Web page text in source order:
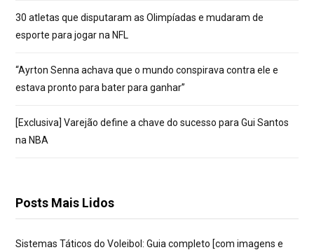
30 atletas que disputaram as Olimpíadas e mudaram de
esporte para jogar na NFL
“Ayrton Senna achava que o mundo conspirava contra ele e
estava pronto para bater para ganhar”
[Exclusiva] Varejão define a chave do sucesso para Gui Santos
na NBA
Posts Mais Lidos
Sistemas Táticos do Voleibol: Guia completo [com imagens e